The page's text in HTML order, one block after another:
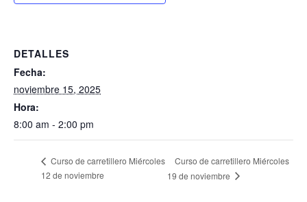
DETALLES
Fecha:
noviembre 15, 2025
Hora:
8:00 am - 2:00 pm
Curso de carretillero Miércoles
12 de noviembre
Curso de carretillero Miércoles
19 de noviembre